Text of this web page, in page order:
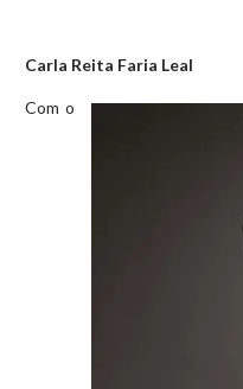
Carla Reita Faria Leal
Com o